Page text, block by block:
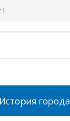
!
История города